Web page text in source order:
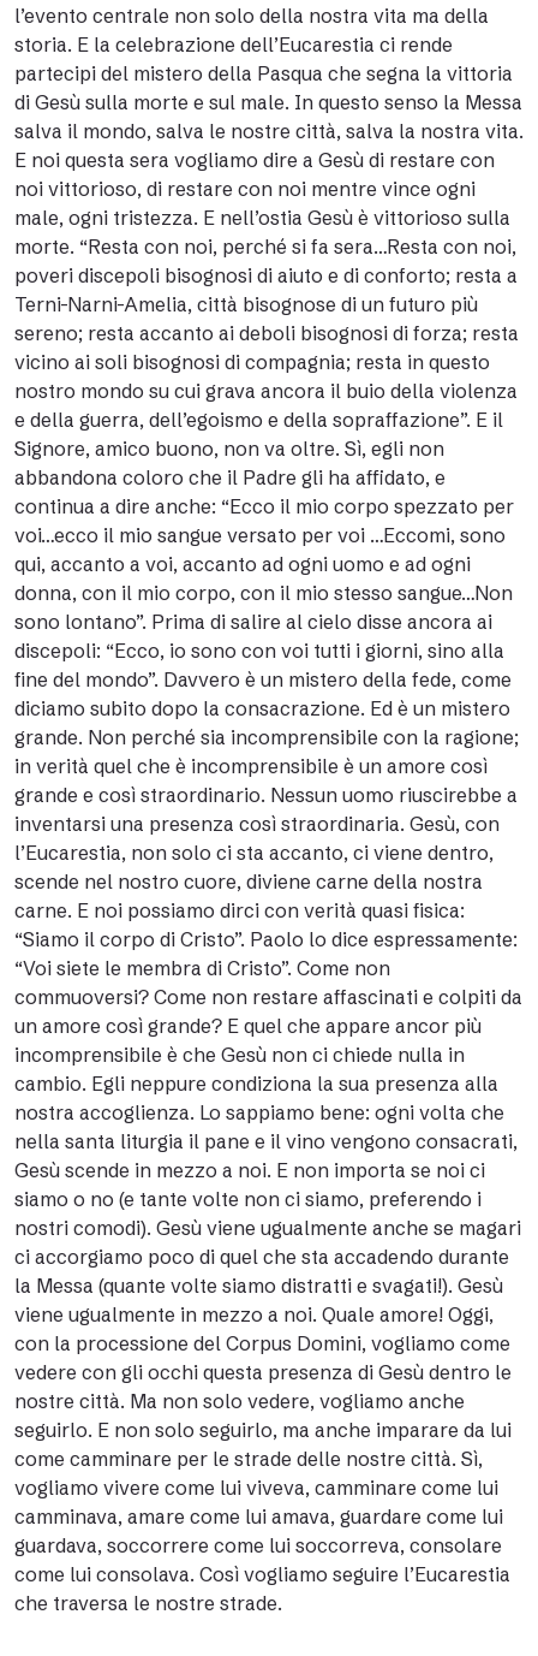
l’evento centrale non solo della nostra vita ma della
storia. E la celebrazione dell’Eucarestia ci rende
partecipi del mistero della Pasqua che segna la vittoria
di Gesù sulla morte e sul male. In questo senso la Messa
salva il mondo, salva le nostre città, salva la nostra vita.
E noi questa sera vogliamo dire a Gesù di restare con
noi vittorioso, di restare con noi mentre vince ogni
male, ogni tristezza. E nell’ostia Gesù è vittorioso sulla
morte. “Resta con noi, perché si fa sera…Resta con noi,
poveri discepoli bisognosi di aiuto e di conforto; resta a
Terni-Narni-Amelia, città bisognose di un futuro più
sereno; resta accanto ai deboli bisognosi di forza; resta
vicino ai soli bisognosi di compagnia; resta in questo
nostro mondo su cui grava ancora il buio della violenza
e della guerra, dell’egoismo e della sopraffazione”. E il
Signore, amico buono, non va oltre. Sì, egli non
abbandona coloro che il Padre gli ha affidato, e
continua a dire anche: “Ecco il mio corpo spezzato per
voi…ecco il mio sangue versato per voi …Eccomi, sono
qui, accanto a voi, accanto ad ogni uomo e ad ogni
donna, con il mio corpo, con il mio stesso sangue…Non
sono lontano”. Prima di salire al cielo disse ancora ai
discepoli: “Ecco, io sono con voi tutti i giorni, sino alla
fine del mondo”. Davvero è un mistero della fede, come
diciamo subito dopo la consacrazione. Ed è un mistero
grande. Non perché sia incomprensibile con la ragione;
in verità quel che è incomprensibile è un amore così
grande e così straordinario. Nessun uomo riuscirebbe a
inventarsi una presenza così straordinaria. Gesù, con
l’Eucarestia, non solo ci sta accanto, ci viene dentro,
scende nel nostro cuore, diviene carne della nostra
carne. E noi possiamo dirci con verità quasi fisica:
“Siamo il corpo di Cristo”. Paolo lo dice espressamente:
“Voi siete le membra di Cristo”. Come non
commuoversi? Come non restare affascinati e colpiti da
un amore così grande? E quel che appare ancor più
incomprensibile è che Gesù non ci chiede nulla in
cambio. Egli neppure condiziona la sua presenza alla
nostra accoglienza. Lo sappiamo bene: ogni volta che
nella santa liturgia il pane e il vino vengono consacrati,
Gesù scende in mezzo a noi. E non importa se noi ci
siamo o no (e tante volte non ci siamo, preferendo i
nostri comodi). Gesù viene ugualmente anche se magari
ci accorgiamo poco di quel che sta accadendo durante
la Messa (quante volte siamo distratti e svagati!). Gesù
viene ugualmente in mezzo a noi. Quale amore! Oggi,
con la processione del Corpus Domini, vogliamo come
vedere con gli occhi questa presenza di Gesù dentro le
nostre città. Ma non solo vedere, vogliamo anche
seguirlo. E non solo seguirlo, ma anche imparare da lui
come camminare per le strade delle nostre città. Sì,
vogliamo vivere come lui viveva, camminare come lui
camminava, amare come lui amava, guardare come lui
guardava, soccorrere come lui soccorreva, consolare
come lui consolava. Così vogliamo seguire l’Eucarestia
che traversa le nostre strade.